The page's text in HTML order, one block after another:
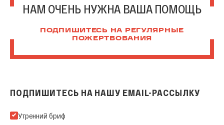
НАМ ОЧЕНЬ НУЖНА ВАША ПОМОЩЬ
ПОДПИШИТЕСЬ НА РЕГУЛЯРНЫЕ
ПОЖЕРТВОВАНИЯ
ПОДПИШИТЕСЬ НА НАШУ EMAIL-РАССЫЛКУ
Подпишитесь на нашу Email-рассылку
Утренний бриф